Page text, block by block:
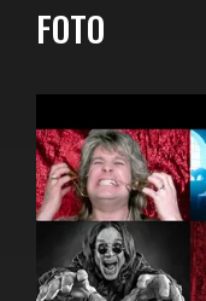
FOTO